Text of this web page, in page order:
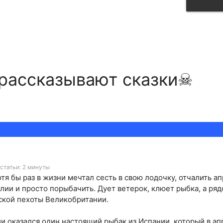
сказки☠
2 минуты
бы раз в жизни мечтал сесть в свою лодочку, отчалить
и просто порыбачить. Дует ветерок, клюет рыбка, а
пехоты Великобритании.